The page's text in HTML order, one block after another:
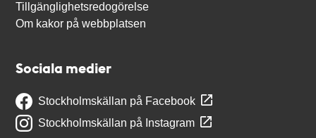
Tillgänglighetsredogörelse
Om kakor på webbplatsen
Sociala medier
Stockholmskällan på Facebook
Stockholmskällan på Instagram